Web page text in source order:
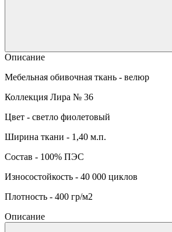
Описание
Мебельная обивочная ткань - велюр
Коллекция Лира № 36
Цвет - светло фиолетовый
Ширина ткани - 1,40 м.п.
Состав - 100% ПЭС
Износостойкость - 40 000 циклов
Плотность - 400 гр/м2
Описание